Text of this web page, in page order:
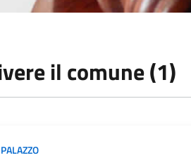
il comune (1)
PALAZZO